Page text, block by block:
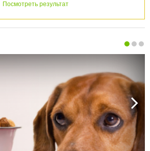
Посмотреть результат